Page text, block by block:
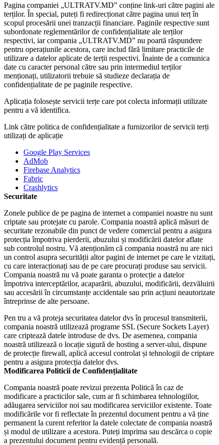
Pagina companiei „ULTRATV.MD” conține link-uri către pagini ale
terților. În special, puteți fi redirecționat către pagina unui terț în
scopul procesării unei tranzacții financiare. Paginile respective sunt
subordonate reglementărilor de confidențialitate ale terților
respectivi, iar compania „ULTRATV.MD” nu poartă răspundere
pentru operațiunile acestora, care includ fără limitare practicile de
utilizare a datelor aplicate de terții respectivi. Înainte de a comunica
date cu caracter personal către sau prin intermediul terților
menționați, utilizatorii trebuie să studieze declarația de
confidențialitate de pe paginile respective.
Aplicația folosește servicii terțe care pot colecta informații utilizate
pentru a vă identifica.
Link către politica de confidențialitate a furnizorilor de servicii terți
utilizați de aplicație
Google Play Services
AdMob
Firebase Analytics
Fabric
Crashlytics
Securitate
Zonele publice de pe pagina de internet a companiei noastre nu sunt
criptate sau protejate cu parole. Compania noastră aplică măsuri de
securitate rezonabile din punct de vedere comercial pentru a asigura
protecția împotriva pierderii, abuzului și modificării datelor aflate
sub controlul nostru. Vă atenționăm că compania noastră nu are nici
un control asupra securității altor pagini de internet pe care le vizitați,
cu care interacționați sau de pe care procurați produse sau servicii.
Compania noastră nu vă poate garanta o protecție a datelor
împotriva interceptărilor, acaparării, abuzului, modificării, dezvăluirii
sau accesării în circumstanțe accidentale sau prin acțiuni neautorizate
întreprinse de alte persoane.
Pen tru a vă proteja securitatea datelor dvs în procesul transmiterii,
compania noastră utilizează programe SSL (Secure Sockets Layer)
care criptează datele introduse de dvs. De asemenea, compania
noastră utilizează o locație sigură de hosting a server-ului, dispune
de protecție firewall, aplică accesul controlat și tehnologii de criptare
pentru a asigura protecția datelor dvs.
Modificarea Politicii de Confidențialitate
Compania noastră poate revizui prezenta Politică în caz de
modificare a practicilor sale, cum ar fi schimbarea tehnologiilor,
adăugarea serviciilor noi sau modificarea serviciilor existente. Toate
modificările vor fi reflectate în prezentul document pentru a vă ține
permanent la curent referitor la datele colectate de compania noastră
și modul de utilizare a acestora. Puteți imprima sau descărca o copie
a prezentului document pentru evidență personală.